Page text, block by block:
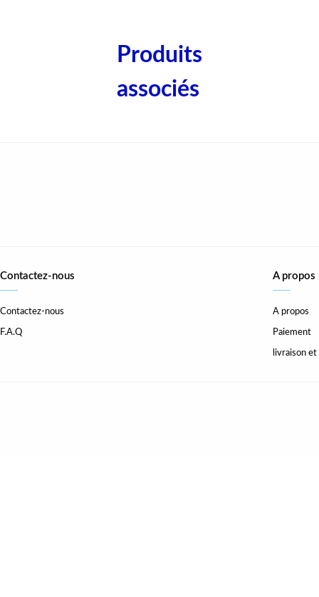
Produits
associés
Contactez-nous
Contactez-nous
F.A.Q
A propos
A propos
Paiement
livraison